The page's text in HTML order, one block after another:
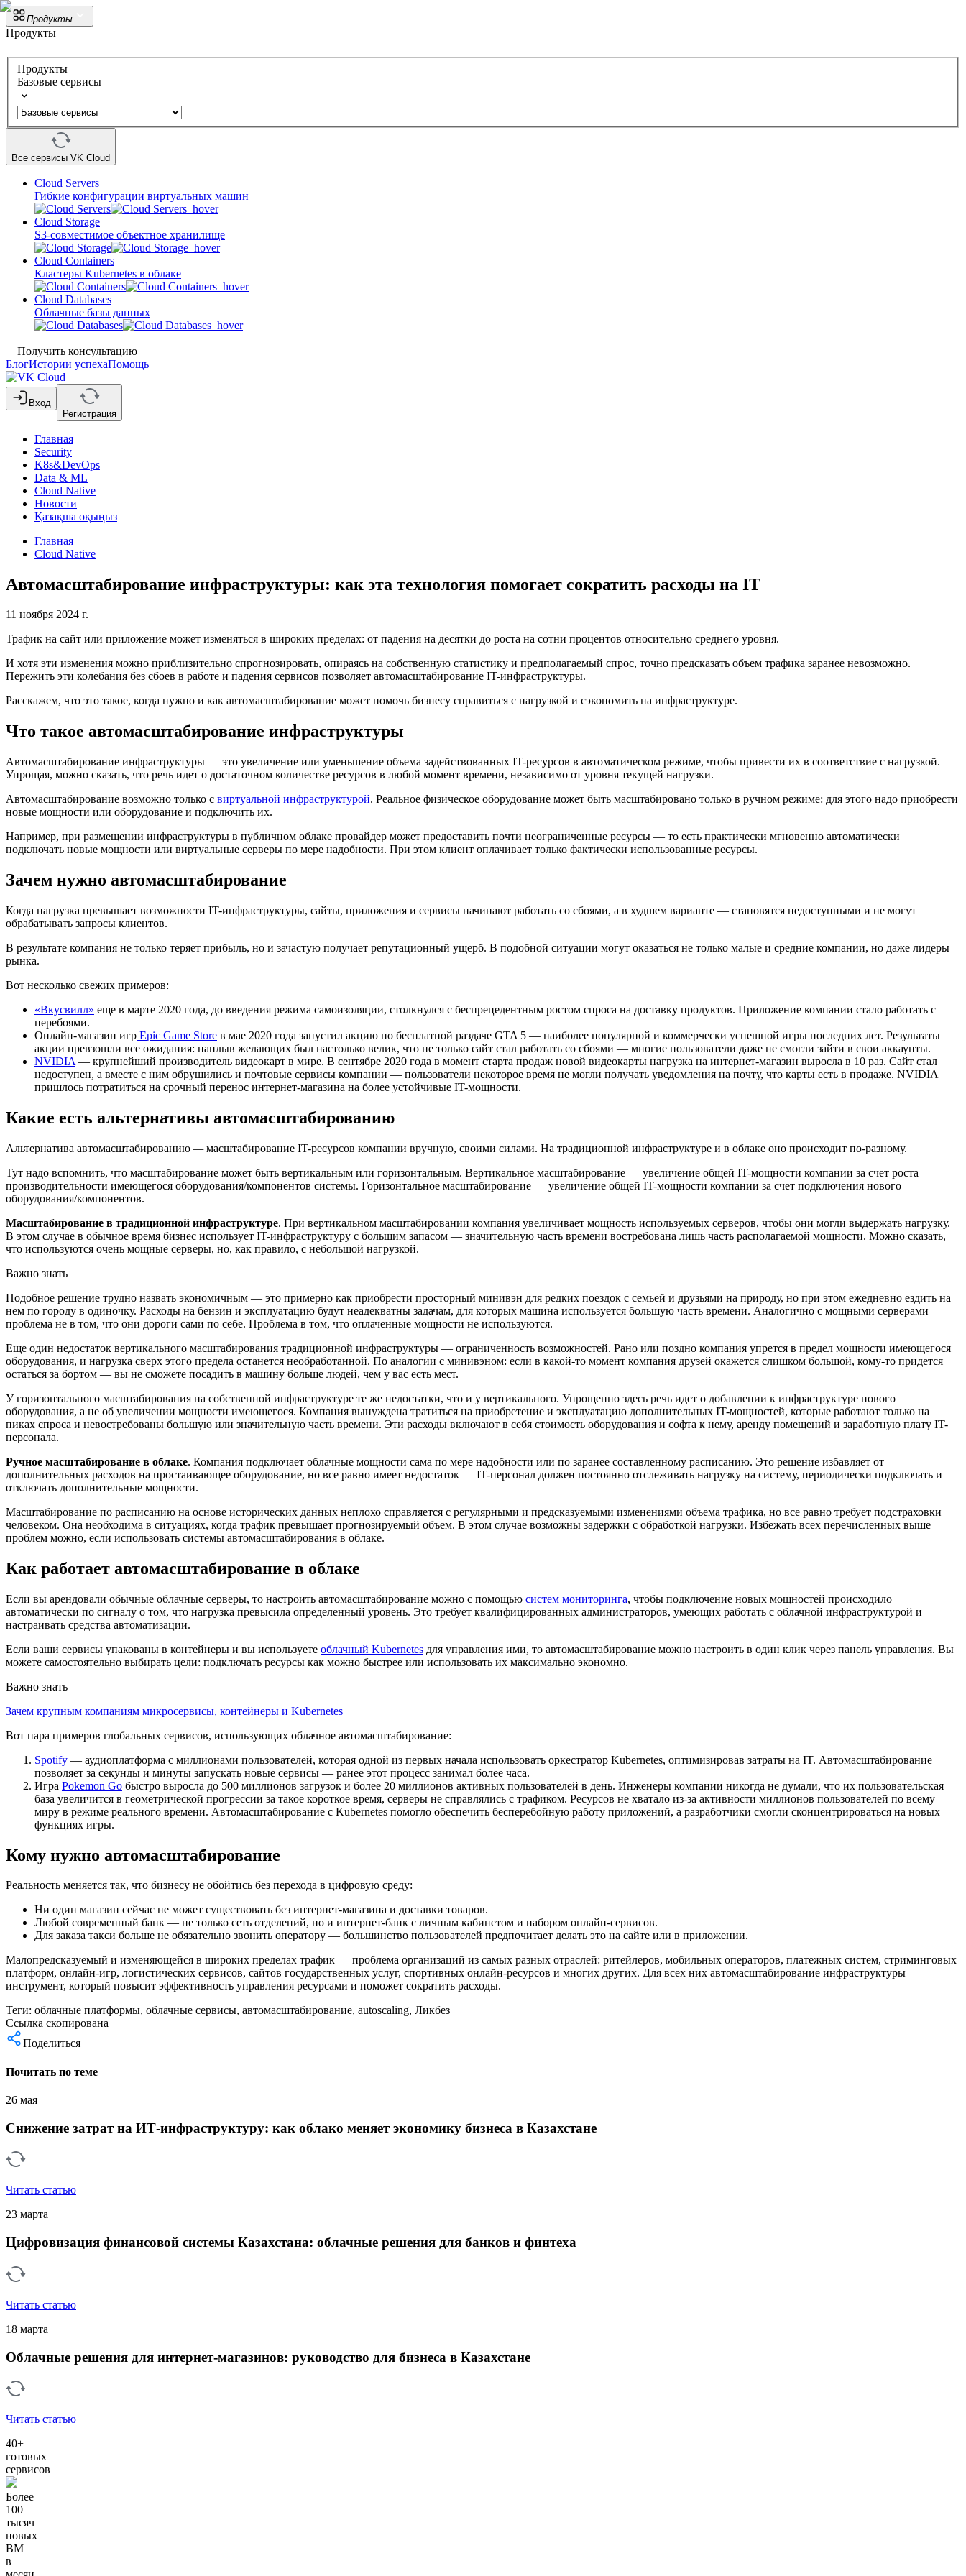
Продукты
Продукты
Продукты
Базовые сервисы
Все сервисы VK Cloud
Cloud Servers
Гибкие конфигурации виртуальных машин
Cloud Storage
S3-совместимое объектное хранилище
Cloud Containers
Кластеры Kubernetes в облаке
Cloud Databases
Облачные базы данных
Получить консультацию
БлогИстории успехаПомощь
Вход
Регистрация
Главная
Security
K8s&DevOps
Data & ML
Cloud Native
Новости
Қазақша оқыңыз
Главная
Cloud Native
Автомасштабирование инфраструктуры: как эта технология помогает сократить расходы на IT
11 ноября 2024 г.
Трафик на сайт или приложение может изменяться в широких пределах: от падения на десятки до роста на сотни процентов относительно среднего уровня.
И хотя эти изменения можно приблизительно спрогнозировать, опираясь на собственную статистику и предполагаемый спрос, точно предсказать объем трафика заранее невозможно.
Пережить эти колебания без сбоев в работе и падения сервисов позволяет автомасштабирование IT-инфраструктуры.
Расскажем, что это такое, когда нужно и как автомасштабирование может помочь бизнесу справиться с нагрузкой и сэкономить на инфраструктуре.
Что такое автомасштабирование инфраструктуры
Автомасштабирование инфраструктуры — это увеличение или уменьшение объема задействованных IT-ресурсов в автоматическом режиме, чтобы привести их в соответствие с нагрузкой.
Упрощая, можно сказать, что речь идет о достаточном количестве ресурсов в любой момент времени, независимо от уровня текущей нагрузки.
Автомасштабирование возможно только с виртуальной инфраструктурой. Реальное физическое оборудование может быть масштабировано только в ручном режиме: для этого надо приобрести
новые мощности или оборудование и подключить их.
Например, при размещении инфраструктуры в публичном облаке провайдер может предоставить почти неограниченные ресурсы — то есть практически мгновенно автоматически
подключать новые мощности или виртуальные серверы по мере надобности. При этом клиент оплачивает только фактически использованные ресурсы.
Зачем нужно автомасштабирование
Когда нагрузкa превышает возможности IT-инфраструктуры, сайты, приложения и сервисы начинают работать со сбоями, а в худшем варианте — становятся недоступными и не могут
обрабатывать запросы клиентов.
В результате компания не только теряет прибыль, но и зачастую получает репутационный ущерб. В подобной ситуации могут оказаться не только малые и средние компании, но даже лидеры
рынка.
Вот несколько свежих примеров:
«Вкусвилл» еще в марте 2020 года, до введения режима самоизоляции, столкнулся с беспрецедентным ростом спроса на доставку продуктов. Приложение компании стало работать с
перебоями.
Онлайн-магазин игр Epic Game Store в мае 2020 года запустил акцию по бесплатной раздаче GTA 5 — наиболее популярной и коммерчески успешной игры последних лет. Результаты
акции превзошли все ожидания: наплыв желающих был настолько велик, что не только сайт стал работать со сбоями — многие пользователи даже не смогли зайти в свои аккаунты.
NVIDIA — крупнейший производитель видеокарт в мире. В сентябре 2020 года в момент старта продаж новой видеокарты нагрузка на интернет-магазин выросла в 10 раз. Сайт стал
недоступен, а вместе с ним обрушились и почтовые сервисы компании — пользователи некоторое время не могли получать уведомления на почту, что карты есть в продаже. NVIDIA
пришлось потратиться на срочный перенос интернет-магазина на более устойчивые IT-мощности.
Какие есть альтернативы автомасштабированию
Альтернатива автомасштабированию —масштабирование IT-ресурсов компании вручную, своими силами. На традиционной инфраструктуре и в облаке оно происходит по-разному.
Тут надо вспомнить, что масштабирование может быть вертикальным или горизонтальным. Вертикальное масштабирование — увеличение общей IT-мощности компании за счет роста
производительности имеющегося оборудования/компонентов системы. Горизонтальное масштабирование — увеличение общей IT-мощности компании за счет подключения нового
оборудования/компонентов.
Масштабирование в традиционной инфраструктуре. При вертикальном масштабировании компания увеличивает мощность используемых серверов, чтобы они могли выдержать нагрузку.
В этом случае в обычное время бизнес использует IT-инфраструктуру с большим запасом — значительную часть времени востребована лишь часть располагаемой мощности. Можно сказать,
что используются очень мощные серверы, но, как правило, с небольшой нагрузкой.
Важно знать
Подобное решение трудно назвать экономичным — это примерно как приобрести просторный минивэн для редких поездок с семьей и друзьями на природу, но при этом ежедневно ездить на
нем по городу в одиночку. Расходы на бензин и эксплуатацию будут неадекватны задачам, для которых машина используется большую часть времени. Аналогично с мощными серверами —
проблема не в том, что они дороги сами по себе. Проблема в том, что оплаченные мощности не используются.
Еще один недостаток вертикального масштабирования традиционной инфраструктуры — ограниченность возможностей. Рано или поздно компания упрется в предел мощности имеющегося
оборудования, и нагрузка сверх этого предела останется необработанной. По аналогии с минивэном: если в какой-то момент компания друзей окажется слишком большой, кому-то придется
остаться за бортом — вы не сможете посадить в машину больше людей, чем у вас есть мест.
У горизонтального масштабирования на собственной инфраструктуре те же недостатки, что и у вертикального. Упрощенно здесь речь идет о добавлении к инфраструктуре нового
оборудования, а не об увеличении мощности имеющегося. Компания вынуждена тратиться на приобретение и эксплуатацию дополнительных IT-мощностей, которые работают только на
пиках спроса и невостребованы большую или значительную часть времени. Эти расходы включают в себя стоимость оборудования и софта к нему, аренду помещений и заработную плату IT-
персонала.
Ручное масштабирование в облаке. Компания подключает облачные мощности сама по мере надобности или по заранее составленному расписанию. Это решение избавляет от
дополнительных расходов на простаивающее оборудование, но все равно имеет недостаток — IT-персонал должен постоянно отслеживать нагрузку на систему, периодически подключать и
отключать дополнительные мощности.
Масштабирование по расписанию на основе исторических данных неплохо справляется с регулярными и предсказуемыми изменениями объема трафика, но все равно требует подстраховки
человеком. Она необходима в ситуациях, когда трафик превышает прогнозируемый объем. В этом случае возможны задержки с обработкой нагрузки. Избежать всех перечисленных выше
проблем можно, если использовать системы автомасштабирования в облаке.
Как работает автомасштабирование в облаке
Если вы арендовали обычные облачные серверы, то настроить автомасштабирование можно с помощью систем мониторинга, чтобы подключение новых мощностей происходило
автоматически по сигналу о том, что нагрузка превысила определенный уровень. Это требует квалифицированных администраторов, умеющих работать с облачной инфраструктурой и
настраивать средства автоматизации.
Если ваши сервисы упакованы в контейнеры и вы используете облачный Kubernetes для управления ими, то автомасштабирование можно настроить в один клик через панель управления. Вы
можете самостоятельно выбирать цели: подключать ресурсы как можно быстрее или использовать их максимально экономно.
Важно знать
Зачем крупным компаниям микросервисы, контейнеры и Kubernetes
Вот пара примеров глобальных сервисов, использующих облачное автомасштабирование:
Spotify — аудиоплатформа с миллионами пользователей, которая одной из первых начала использовать оркестратор Kubernetes, оптимизировав затраты на IT. Автомасштабирование
позволяет за секунды и минуты запускать новые сервисы — ранее этот процесс занимал более часа.
Игра Pokemon Go быстро выросла до 500 миллионов загрузок и более 20 миллионов активных пользователей в день. Инженеры компании никогда не думали, что их пользовательская
база увеличится в геометрической прогрессии за такое короткое время, серверы не справлялись с трафиком. Ресурсов не хватало из-за активности миллионов пользователей по всему
миру в режиме реального времени. Автомасштабирование с Kubernetes помогло обеспечить бесперебойную работу приложений, а разработчики смогли сконцентрироваться на новых
функциях игры.
Кому нужно автомасштабирование
Реальность меняется так, что бизнесу не обойтись без перехода в цифровую среду:
Ни один магазин сейчас не может существовать без интернет-магазина и доставки товаров.
Любой современный банк — не только сеть отделений, но и интернет-банк с личным кабинетом и набором онлайн-сервисов.
Для заказа такси больше не обязательно звонить оператору — большинство пользователей предпочитает делать это на сайте или в приложении.
Малопредсказуемый и изменяющейся в широких пределах трафик — проблема организаций из самых разных отраслей: ритейлеров, мобильных операторов, платежных систем, стриминговых
платформ, онлайн-игр, логистических сервисов, сайтов государственных услуг, спортивных онлайн-ресурсов и многих других. Для всех них автомасштабирование инфраструктуры —
инструмент, который повысит эффективность управления ресурсами и поможет сократить расходы.
Теги: облачные платформы, облачные сервисы, автомасштабирование, autoscaling, Ликбез
Ссылка скопирована
Поделиться
Почитать по теме
26 мая
Снижение затрат на ИТ-инфраструктуру: как облако меняет экономику бизнеса в Казахстане
Читать статью
23 марта
Цифровизация финансовой системы Казахстана: облачные решения для банков и финтеха
Читать статью
18 марта
Облачные решения для интернет-магазинов: руководство для бизнеса в Казахстане
Читать статью
40+
готовых
сервисов
Более
100
тысяч
новых
ВМ
в